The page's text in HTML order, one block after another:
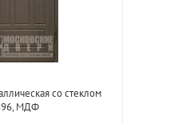
со стеклом
МДФ